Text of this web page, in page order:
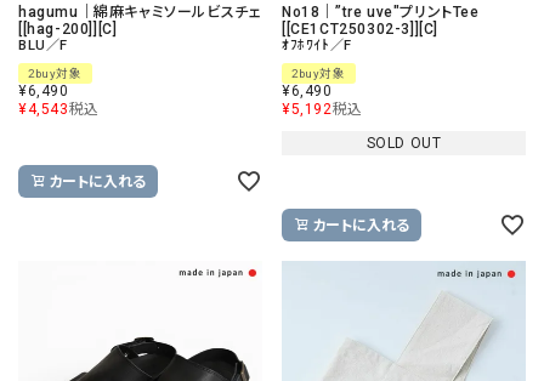
hagumu｜綿麻キャミソールビスチェ
[[hag-200]][C]
BLU／F
2buy対象
¥6,490
¥4,543税込
カートに入れる
No18｜”tre uve"プリントTee
[[CE1CT250302-3]][C]
ｵﾌﾎﾜｲﾄ／F
2buy対象
¥6,490
¥5,192税込
SOLD OUT
カートに入れる